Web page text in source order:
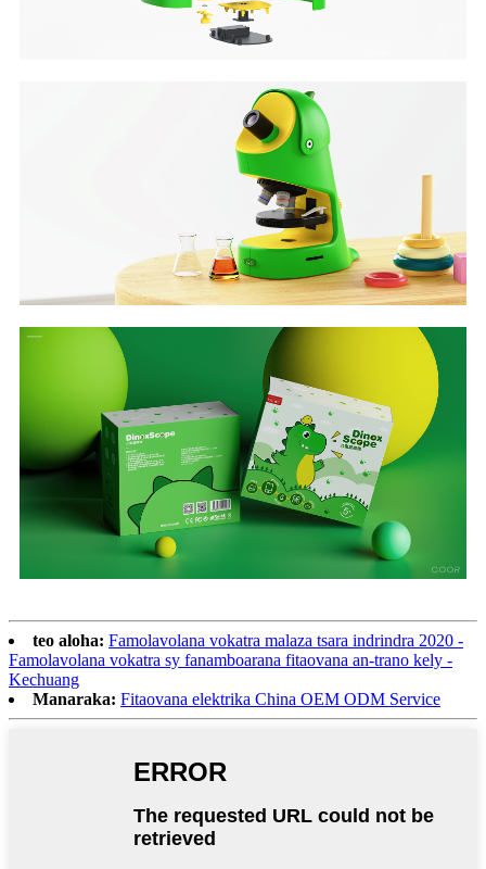
teo aloha: Famolavolana vokatra malaza tsara indrindra 2020 -
Famolavolana vokatra sy fanamboarana fitaovana an-trano kely -
Kechuang
Manaraka: Fitaovana elektrika China OEM ODM Service